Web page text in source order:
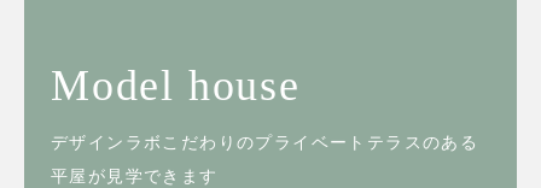
Model house
デザインラボこだわりのプライベートテラスのある
平屋が見学できます